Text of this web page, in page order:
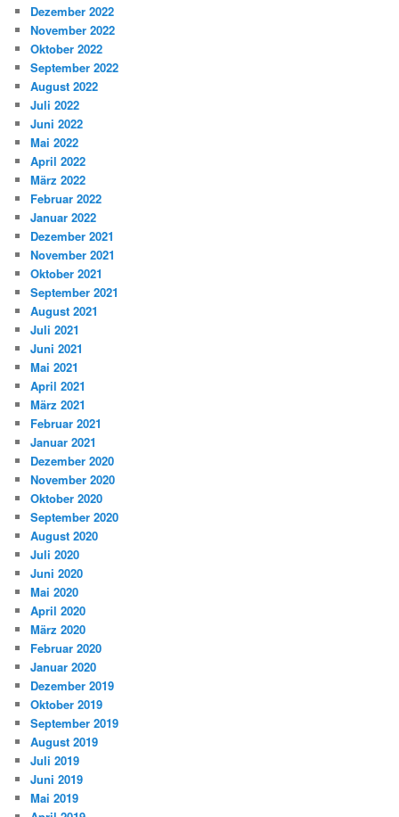
Dezember 2022
November 2022
Oktober 2022
September 2022
August 2022
Juli 2022
Juni 2022
Mai 2022
April 2022
März 2022
Februar 2022
Januar 2022
Dezember 2021
November 2021
Oktober 2021
September 2021
August 2021
Juli 2021
Juni 2021
Mai 2021
April 2021
März 2021
Februar 2021
Januar 2021
Dezember 2020
November 2020
Oktober 2020
September 2020
August 2020
Juli 2020
Juni 2020
Mai 2020
April 2020
März 2020
Februar 2020
Januar 2020
Dezember 2019
Oktober 2019
September 2019
August 2019
Juli 2019
Juni 2019
Mai 2019